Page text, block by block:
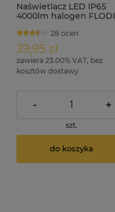
Naświetlacz LED IP65
4000lm halogen FLODI
28 ocen
39,95 zł
zawiera 23.00% VAT, bez
kosztów dostawy
- +
szt.
do koszyka